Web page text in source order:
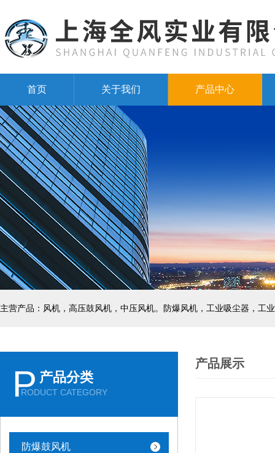
首页 关于我们 产品中心
主营产品：风机，高压鼓风机，中压风机。防爆风机，工业吸尘器，工
P 产品分类
RODUCT CATEGORY
防爆鼓风机
产品展示